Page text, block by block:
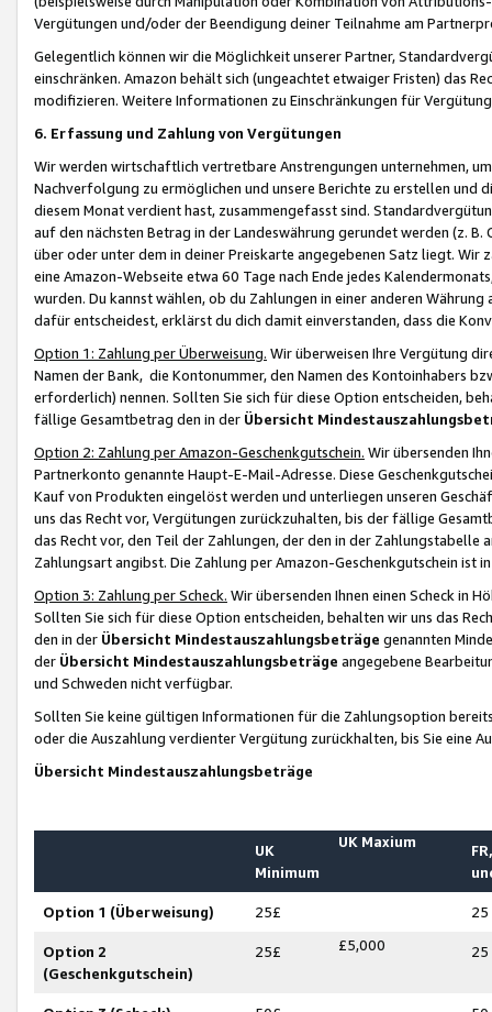
Vergütungen und/oder der Beendigung deiner Teilnahme am
Gelegentlich können wir die Möglichkeit unserer Partner,
einschränken. Amazon behält sich (ungeachtet etwaiger Fristen) das
modifizieren. Weitere Informationen zu Einschränkungen für
6. Erfassung und Zahlung von Vergütungen
Wir werden wirtschaftlich vertretbare Anstrengungen unternehmen,
Nachverfolgung zu ermöglichen und unsere Berichte zu erstellen und
diesem Monat verdient hast, zusammengefasst sind.
auf den nächsten Betrag in der Landeswährung gerundet werden (z.
über oder unter dem in deiner Preiskarte angegebenen Satz liegt.
eine Amazon-Webseite etwa 60 Tage nach Ende jedes
wurden. Du kannst wählen, ob du Zahlungen in einer anderen
dafür entscheidest, erklärst du dich damit einverstanden, dass die
Option 1: Zahlung per Überweisung. Wir überweisen Ihre Vergütung
Namen der Bank, die Kontonummer, den Namen des Kontoinhabers
erforderlich) nennen. Sollten Sie sich für diese Option entscheiden,
fällige Gesamtbetrag den in der Übersicht
Option 2: Zahlung per Amazon-Geschenkgutschein. Wir übersenden
Partnerkonto genannte Haupt-E-Mail-Adresse. Diese
Kauf von Produkten eingelöst werden und unterliegen unseren
uns das Recht vor, Vergütungen zurückzuhalten, bis der fällige
das Recht vor, den Teil der Zahlungen, der den in der
Zahlungsart angibst. Die Zahlung per Amazon-Geschenkgutschein ist
Option 3: Zahlung per Scheck. Wir übersenden Ihnen einen Scheck in
Sollten Sie sich für diese Option entscheiden, behalten wir uns das
den in der Übersicht Mindestauszahlungsbeträge genannten
der Übersicht Mindestauszahlungsbeträge angegebene
und Schweden nicht verfügbar.
Sollten Sie keine gültigen Informationen für die Zahlungsoption
oder die Auszahlung verdienter Vergütung zurückhalten, bis Sie
Übersicht Mindestauszahlungsbeträge
UK
Minimum
UK Maxium
Option 1 (Überweisung) 25£ 25
Option 2
(Geschenkgutschein)
25£ £5,000 25